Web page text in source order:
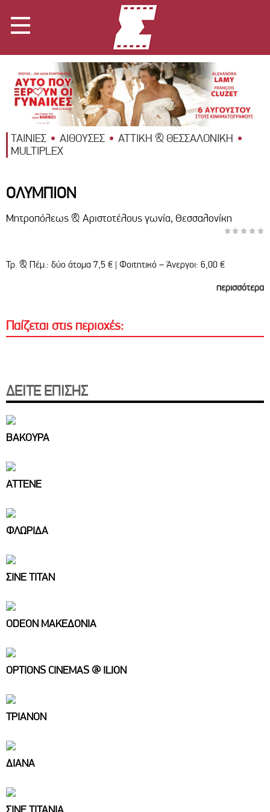
ΤΑΙΝΙΕΣ ΑΙΘΟΥΣΕΣ
ΑΤΤΙΚΗ & ΘΕΣΣΑΛΟΝΙΚΗ
MULTIPLEX
ΟΛΥΜΠΙΟΝ
Μητροπόλεως & Αριστοτέλους γωνία, Θεσσαλονίκη
Τρ. & Πέμ.: δύο άτομα 7,5 € | Φοιτητικό – Άνεργοι: 6,00 €
περισσότερα
Παίζεται στις περιοχές:
ΔΕΙΤΕ ΕΠΙΣΗΣ
ΒΑΚΟΥΡΑ
ΑΤΤΕΝΕ
ΦΛΩΡΙΔΑ
ΣΙΝΕ ΤΙΤΑΝ
ODEON ΜΑΚΕΔΟΝΙΑ
OPTIONS CINEMAS @ ILION
ΤΡΙΑΝΟΝ
ΔΙΑΝΑ
ΣΙΝΕ ΤΙΤΑΝΙΑ